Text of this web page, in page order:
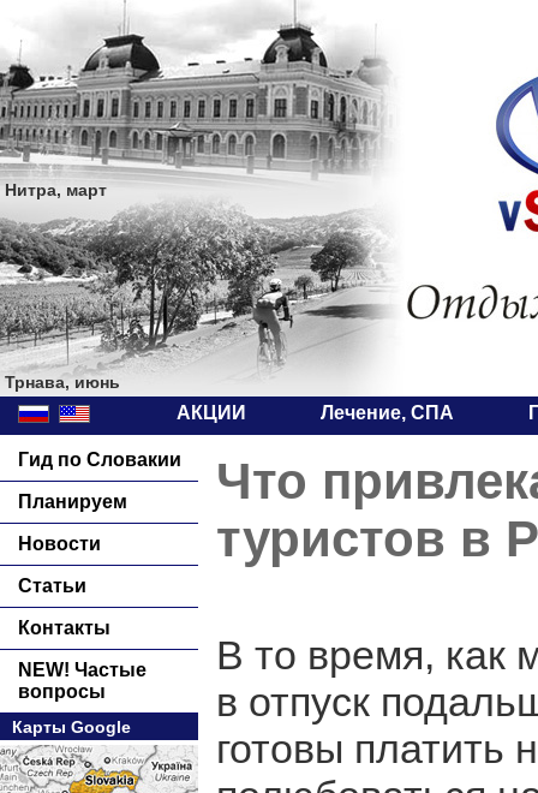
Нитра, март
Трнава, июнь
АКЦИИ Лечение, СПА
Гид по Словакии
Планируем
Новости
Статьи
Контакты
NEW! Частые
вопросы
Карты Google
Что
туристов в
В то время, как
в отпуск
готовы платить